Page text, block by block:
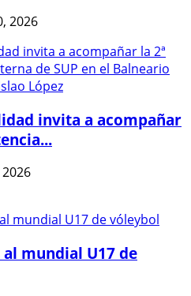
2026
invita a acompañar
al mundial U17 de